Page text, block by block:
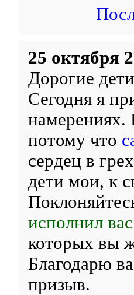
25 октября
Дорогие
Сегодня я
намерениях.
потому что
сердец в
дети мои, к
исполнил
которых вы
Благодарю
призыв.